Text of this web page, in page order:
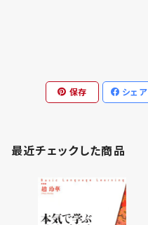
保存 シェア
最近チェックした商品